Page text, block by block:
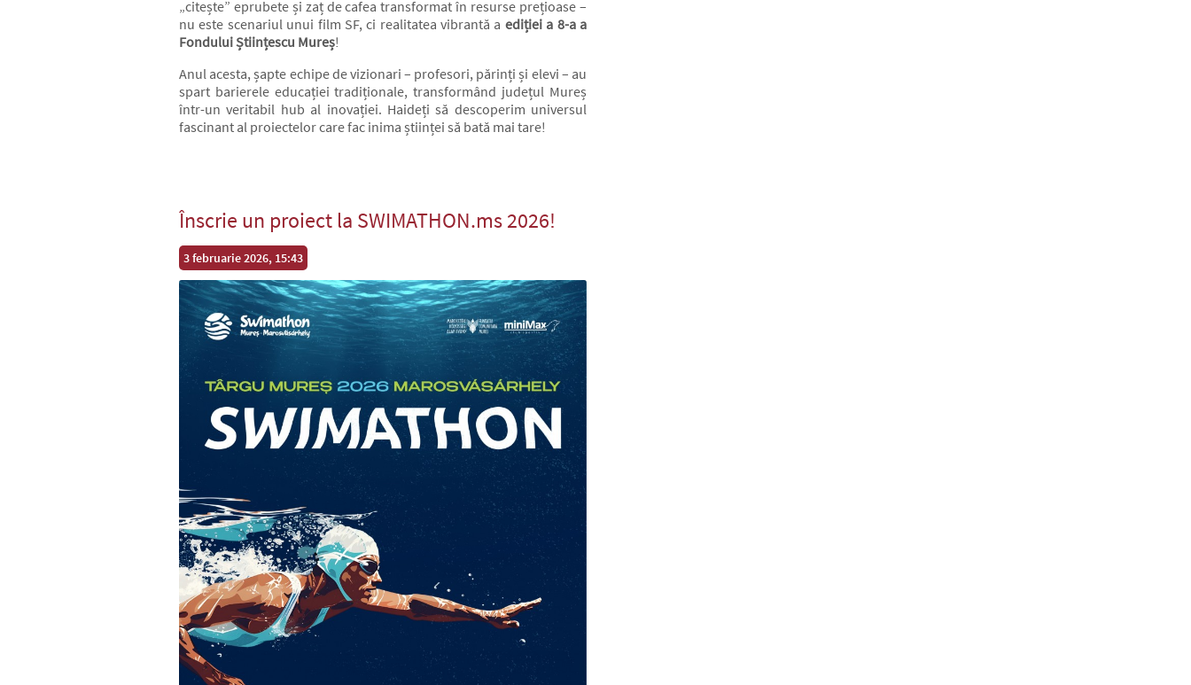
„citește” eprubete și zaț de cafea transformat în resurse prețioase –
nu este scenariul unui film SF, ci realitatea vibrantă a ediției a 8-a a
Fondului Științescu Mureș!
Anul acesta, șapte echipe de vizionari – profesori, părinți și elevi – au
spart barierele educației tradiționale, transformând județul Mureș
într-un veritabil hub al inovației. Haideți să descoperim universul
fascinant al proiectelor care fac inima științei să bată mai tare!
Înscrie un proiect la SWIMATHON.ms 2026!
3 februarie 2026, 15:43